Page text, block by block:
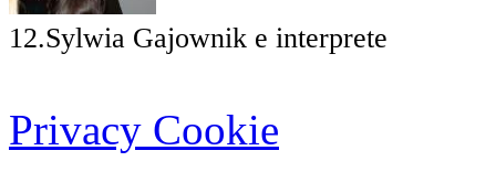
12.Sylwia Gajownik e interprete
Privacy Cookie